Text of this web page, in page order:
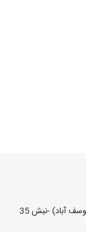
تهران – خیابان سید جمال الدین اسدآبادی (یوسف آباد) -نبش 35